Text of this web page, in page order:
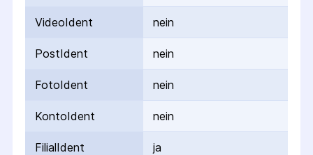
VideoIdent nein
PostIdent nein
FotoIdent nein
KontoIdent nein
FilialIdent ja